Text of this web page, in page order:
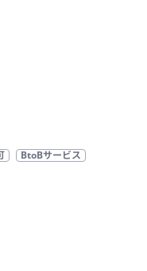
BtoBサービス